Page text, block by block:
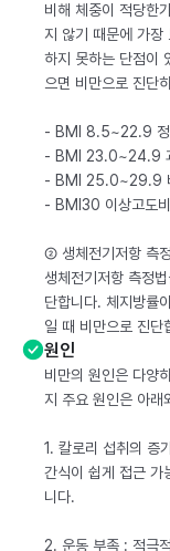
비해 체중이 적당한
지 않기 때문에 가장
하지 못하는 단점이
으면 비만으로 진단
- BMI 8.5~22.9
- BMI 23.0~24.9
- BMI 25.0~29.9
- BMI30 이상고도
② 생체전기저항 측
생체전기저항 측정
단합니다. 체지방률
일 때 비만으로 진단
원인
비만의 원인은 다양
지 주요 원인은 아래
1. 칼로리 섭취의 증
간식이 쉽게 접근 가
니다.
2. 운동 부족 : 적극